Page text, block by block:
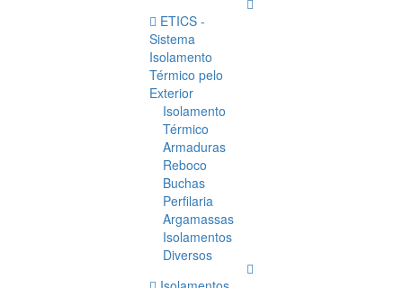
ETICS -
Sistema
Isolamento
Térmico pelo
Exterior
Isolamento
Térmico
Armaduras
Reboco
Buchas
Perfilaria
Argamassas
Isolamentos
Diversos